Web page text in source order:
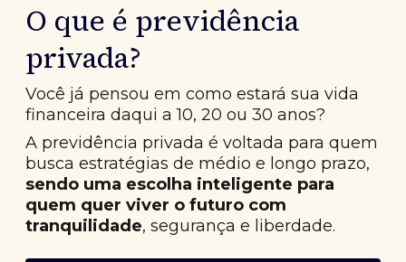
O que é previdência
privada?
Você já pensou em como estará sua vida
financeira daqui a 10, 20 ou 30 anos?
A previdência privada é voltada para quem
busca estratégias de médio e longo prazo,
sendo uma escolha inteligente para
quem quer viver o futuro com
tranquilidade, segurança e liberdade.